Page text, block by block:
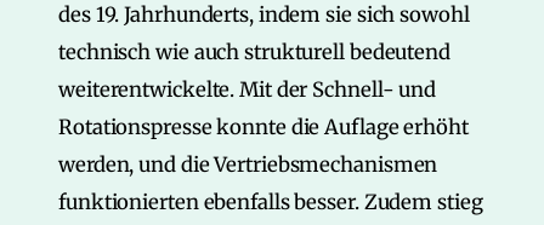
des 19. Jahrhunderts, indem sie sich sowohl
technisch wie auch strukturell bedeutend
weiterentwickelte. Mit der Schnell- und
Rotationspresse konnte die Auflage erhöht
werden, und die Vertriebsmechanismen
funktionierten ebenfalls besser. Zudem stieg